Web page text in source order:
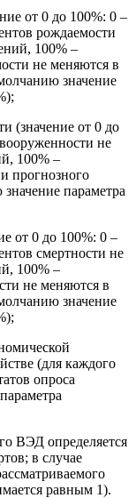
от 0 до 100%: 0 –
рождаемости
100% –
не меняются в
значение
(значение от 0 до
не
100% –
прогнозного
параметра
от 0 до 100%: 0 –
смертности не
100% –
не меняются в
значение
(для каждого
опроса
ВЭД определяется
в случае
равным 1).